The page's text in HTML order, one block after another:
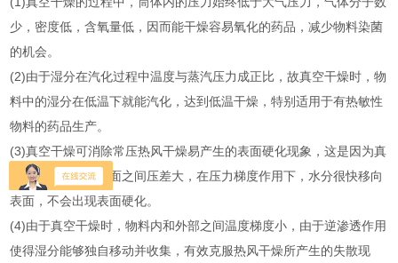
少，密度低，含氧量低，因而能干燥容易氧化的药品，减少物料染菌
的机会。
(2)由于湿分在汽化过程中温度与蒸汽压力成正比，故真空干燥时，物
料中的湿分在低温下就能汽化，达到低温干燥，特别适用于有热敏性
物料的药品生产。
(3)真空干燥可消除常压热风干燥易产生的表面硬化现象，这是因为真
空干燥物料内和表面之间压差大，在压力梯度作用下，水分很快移向
表面，不会出现表面硬化。
(4)由于真空干燥时，物料内和外部之间温度梯度小，由于逆渗透作用
使得湿分能够独自移动并收集，有效克服热风干燥所产生的失散现